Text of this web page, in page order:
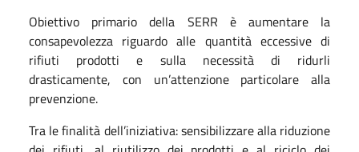
Obiettivo primario della SERR è aumentare la
consapevolezza riguardo alle quantità eccessive di
rifiuti prodotti e sulla necessità di ridurli
drasticamente, con un’attenzione particolare alla
prevenzione.
Tra le finalità dell’iniziativa: sensibilizzare alla riduzione